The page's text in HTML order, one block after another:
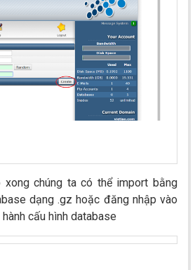
xong chúng ta có thể import bằng
dạng .gz hoặc đăng nhập vào
cấu hình database